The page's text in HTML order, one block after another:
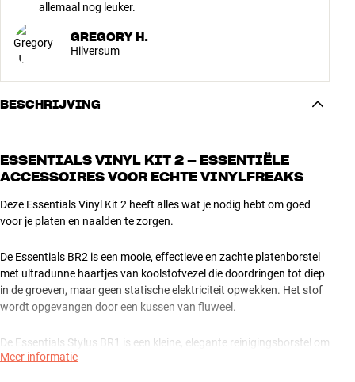
allemaal nog leuker.
GREGORY H.
Hilversum
BESCHRIJVING
ESSENTIALS VINYL KIT 2 – ESSENTIËLE
ACCESSOIRES VOOR ECHTE VINYLFREAKS
Deze Essentials Vinyl Kit 2 heeft alles wat je nodig hebt om goed
voor je platen en naalden te zorgen.
De Essentials BR2 is een mooie, effectieve en zachte platenborstel
met ultradunne haartjes van koolstofvezel die doordringen tot diep
in de groeven, maar geen statische elektriciteit opwekken. Het stof
wordt opgevangen door een kussen van fluweel.
De Essentials Stylus BR1 is een kleine, elegante reinigingsborstel om
stof en vuil te verwijderen van je naald.
Meer informatie